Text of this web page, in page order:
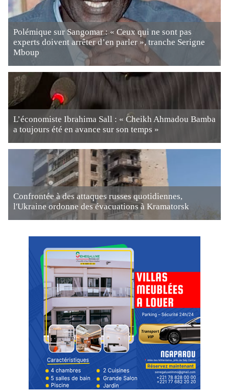
Polémique sur Sangomar : « Ceux qui ne sont pas
experts doivent arrêter d’en parler », tranche Serigne
Mboup
L’économiste Ibrahima Sall : « Cheikh Ahmadou Bamba
a toujours été en avance sur son temps »
Confrontée à des attaques russes quotidiennes,
l'Ukraine ordonne des évacuations à Kramatorsk